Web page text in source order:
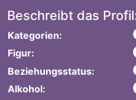
Beschreibt das
Kategorien:
Figur:
Beziehungsstatus:
Alkohol: